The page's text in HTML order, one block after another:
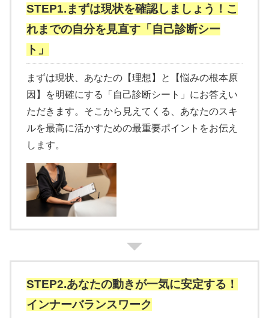
STEP1.まずは現状を確認しましょう！こ
れまでの自分を見直す「自己診断シー
ト」
まずは現状、あなたの【理想】と【悩みの根本原
因】を明確にする「自己診断シート」にお答えい
ただきます。そこから見えてくる、あなたのスキ
ルを最高に活かすための最重要ポイントをお伝え
します。
STEP2.あなたの動きが一気に安定する！
インナーバランスワーク